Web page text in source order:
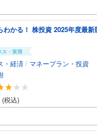
わかる！ 株投資 2025年度最
ス・実用
・経済 / マネープラン・投資
(税込)